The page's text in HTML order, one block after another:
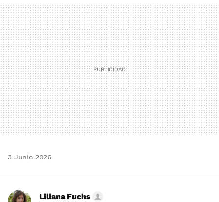
MAIL
3 Junio 2026
Liliana Fuchs